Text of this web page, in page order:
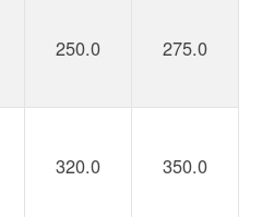
250.0 275.0
320.0 350.0